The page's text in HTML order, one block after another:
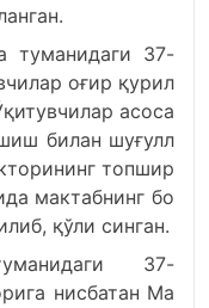
туманидаги 37-
оғир қурил
асоса
билан шуғулл
топшир
мактабнинг бо
қўли синган.
37-
нисбатан Ма